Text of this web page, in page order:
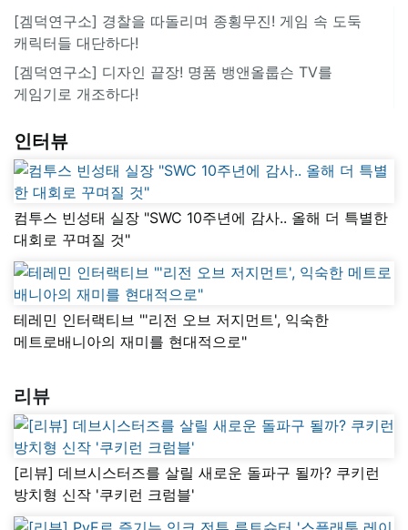
[겜덕연구소] 경찰을 따돌리며 종횡무진! 게임 속 도둑
캐릭터들 대단하다!
[겜덕연구소] 디자인 끝장! 명품 뱅앤올룹슨 TV를
게임기로 개조하다!
인터뷰
컴투스 빈성태 실장 "SWC 10주년에 감사.. 올해 더 특별한
대회로 꾸며질 것"
테레민 인터랙티브 "'리전 오브 저지먼트', 익숙한
메트로배니아의 재미를 현대적으로"
리뷰
[리뷰] 데브시스터즈를 살릴 새로운 돌파구 될까? 쿠키런
방치형 신작 '쿠키런 크럼블'